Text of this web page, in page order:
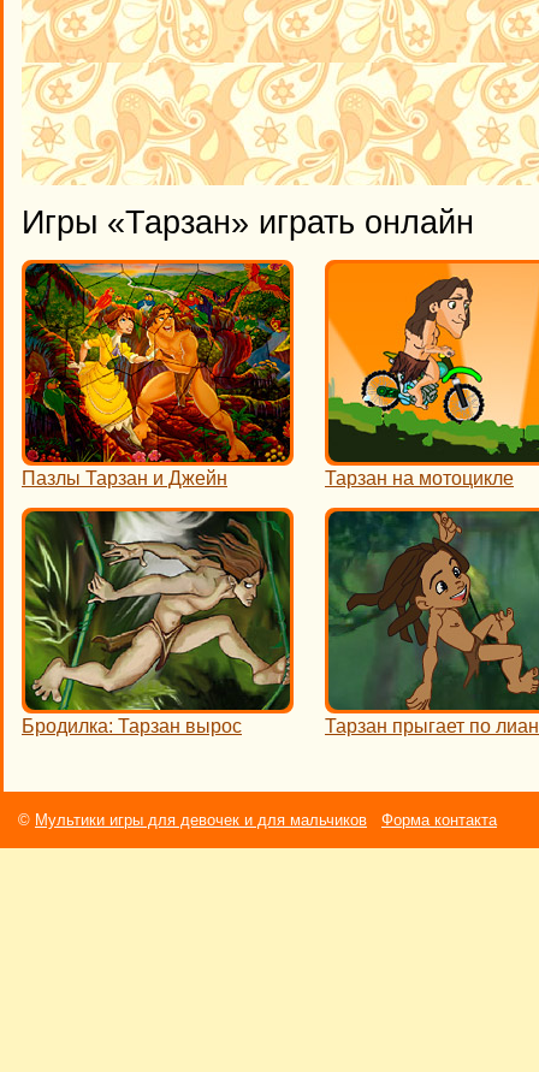
Игры «Тарзан» играть онлайн
Пазлы Тарзан и Джейн Тарзан на мотоцикле
Бродилка: Тарзан вырос Тарзан прыгает по
© Мультики игры для девочек и для мальчиков Форма контакта